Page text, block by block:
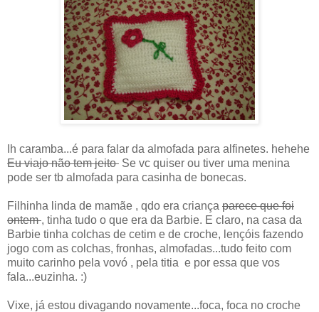
Ih caramba...é para falar da almofada para alfinetes. hehehe
Eu viajo não tem jeito Se vc quiser ou tiver uma menina
pode ser tb almofada para casinha de bonecas.
Filhinha linda de mamãe , qdo era criança parece que foi
ontem, tinha tudo o que era da Barbie. E claro, na casa da
Barbie tinha colchas de cetim e de croche, lençóis fazendo
jogo com as colchas, fronhas, almofadas...tudo feito com
muito carinho pela vovó , pela titia e por essa que vos
fala...euzinha. :)
Vixe, já estou divagando novamente...foca, foca no croche